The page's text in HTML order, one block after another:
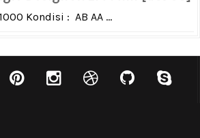
Kondisi : AB AA ...